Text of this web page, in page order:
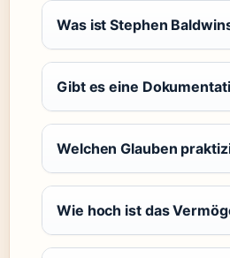
Was ist Stephen
Gibt es eine
Welchen Glauben
Wie hoch ist das